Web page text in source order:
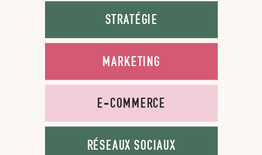
STRATÉGIE
MARKETING
E-COMMERCE
RÉSEAUX SOCIAUX